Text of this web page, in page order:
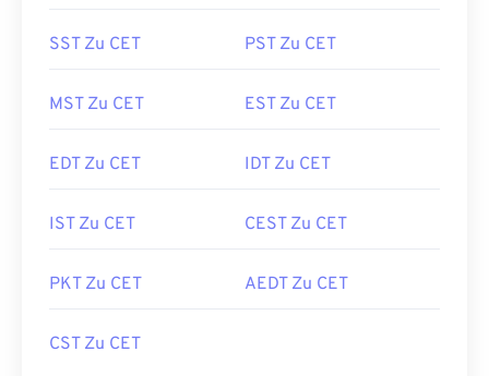
SST Zu CET PST Zu CET
MST Zu CET EST Zu CET
EDT Zu CET IDT Zu CET
IST Zu CET CEST Zu CET
PKT Zu CET AEDT Zu CET
CST Zu CET